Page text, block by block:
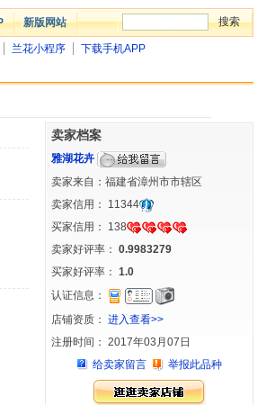
新版网站
兰花小程序
下载手机APP
卖家档案
雅湖花卉
卖家来自：福建省漳州市市辖区
卖家信用： 11344
买家信用： 138
卖家好评率： 0.9983279
买家好评率： 1.0
认证信息：
店铺资质： 进入查看>>
注册时间： 2017年03月07日
给卖家留言
举报此品种